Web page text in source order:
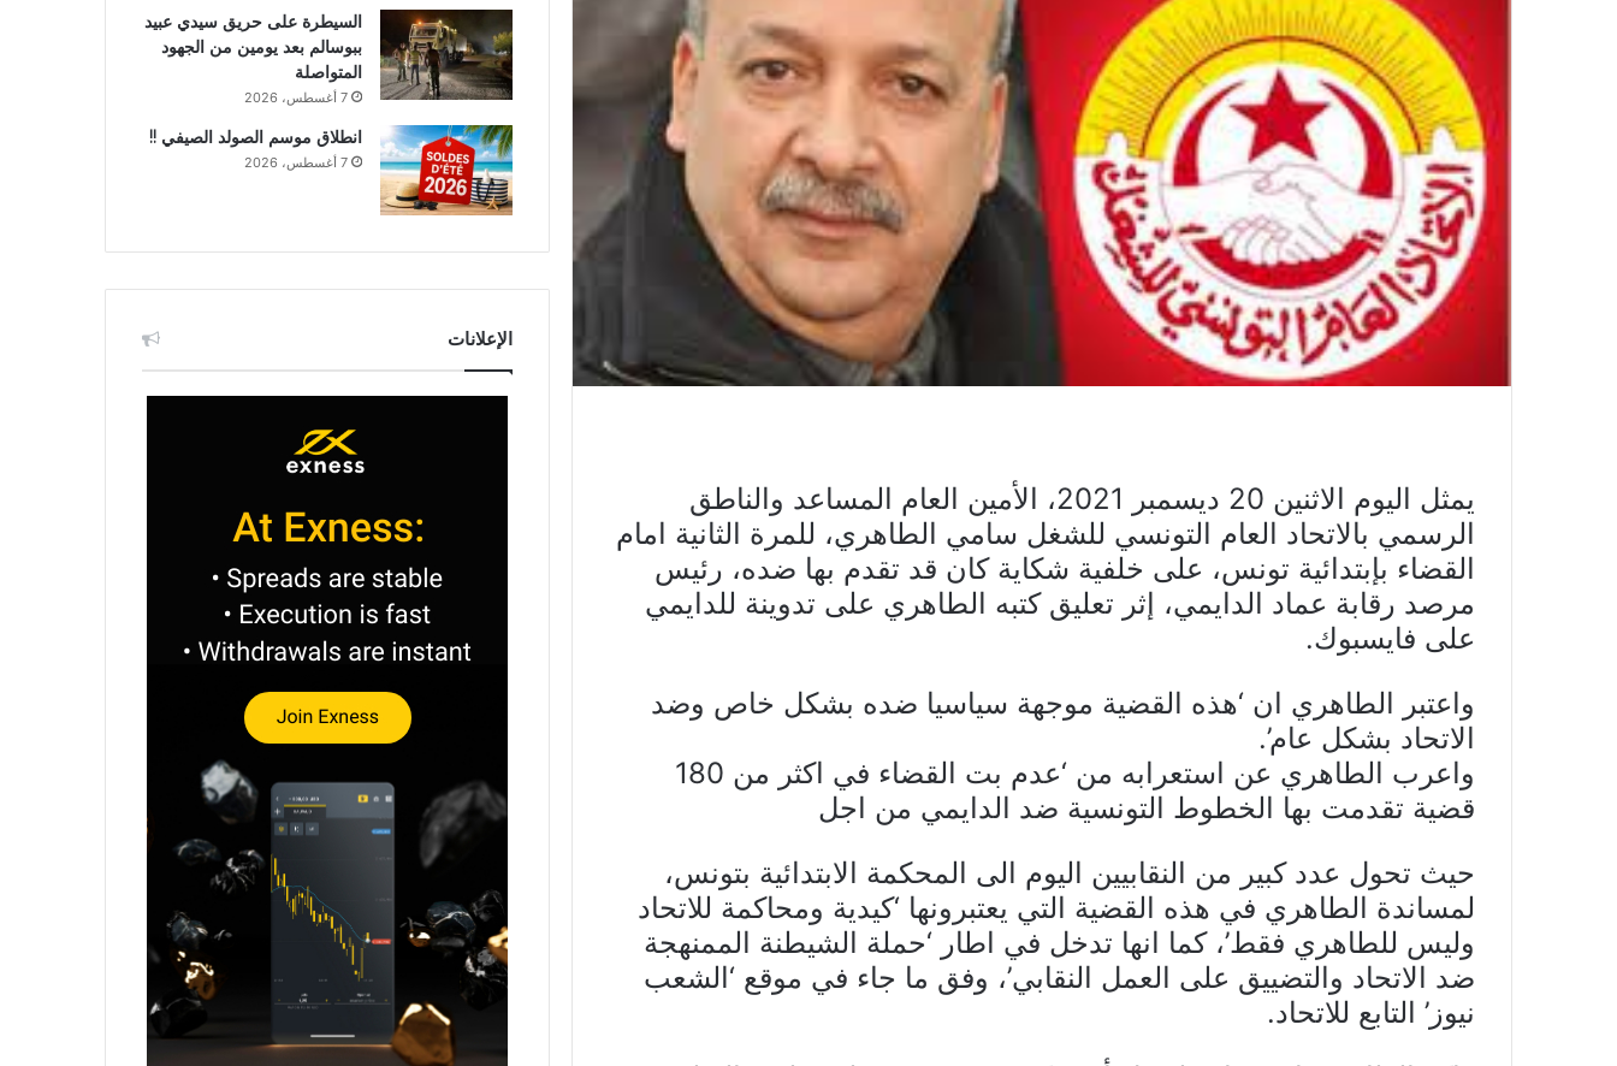
يمثل اليوم الاثنين 20 ديسمبر 2021، الأمين العام المساعد والناطق
الرسمي بالاتحاد العام التونسي للشغل سامي الطاهري، للمرة الثانية امام
القضاء بإبتدائية تونس، على خلفية شكاية كان قد تقدم بها ضده، رئيس
مرصد رقابة عماد الدايمي، إثر تعليق كتبه الطاهري على تدوينة للدايمي
على فايسبوك.
واعتبر الطاهري ان ‘هذه القضية موجهة سياسيا ضده بشكل خاص وضد
الاتحاد بشكل عام’.
واعرب الطاهري عن استعرابه من ‘عدم بت القضاء في اكثر من 180
قضية تقدمت بها الخطوط التونسية ضد الدايمي من اجل
حيث تحول عدد كبير من النقابيين اليوم الى المحكمة الابتدائية بتونس،
لمساندة الطاهري في هذه القضية التي يعتبرونها ‘كيدية ومحاكمة للاتحاد
وليس للطاهري فقط’، كما انها تدخل في اطار ‘حملة الشيطنة الممنهجة
ضد الاتحاد والتضييق على العمل النقابي’، وفق ما جاء في موقع ‘الشعب
نيوز’ التابع للاتحاد.
السيطرة على حريق سيدي عبيد
ببوسالم بعد يومين من الجهود
المتواصلة
7 أغسطس، 2026
انطلاق موسم الصولد الصيفي !!
7 أغسطس، 2026
الإعلانات